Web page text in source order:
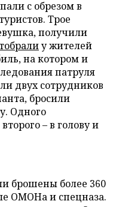
с обрезом в
Трое
получили
у жителей
на котором и
патруля
двух сотрудников
бросили
Одного
– в голову и
брошены более 360
ОМОНа и спецназа.